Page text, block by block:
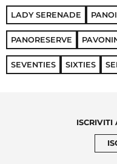
LADY SERENADE
PANORESERVE
SEVENTIES SIXTIES
ISCRIVITI